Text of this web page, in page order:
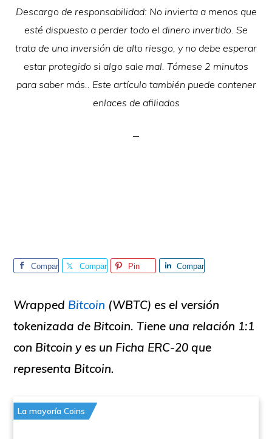
Descargo de responsabilidad: No invierta a menos que
esté dispuesto a perder todo el dinero invertido. Se
trata de una inversión de alto riesgo, y no debe esperar
estar protegido si algo sale mal. Tómese 2 minutos
para saber más.. Este artículo también puede contener
enlaces de afiliados
Compar
Compar
Pin
Compar
Wrapped Bitcoin (WBTC) es elversión
tokenizada de Bitcoin. Tiene una relación 1:1
con Bitcoin y es un Ficha ERC-20 que
representa Bitcoin.
La mayoría Coins